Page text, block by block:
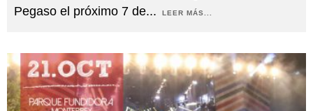
Pegaso el próximo 7 de... LEER MÁS...